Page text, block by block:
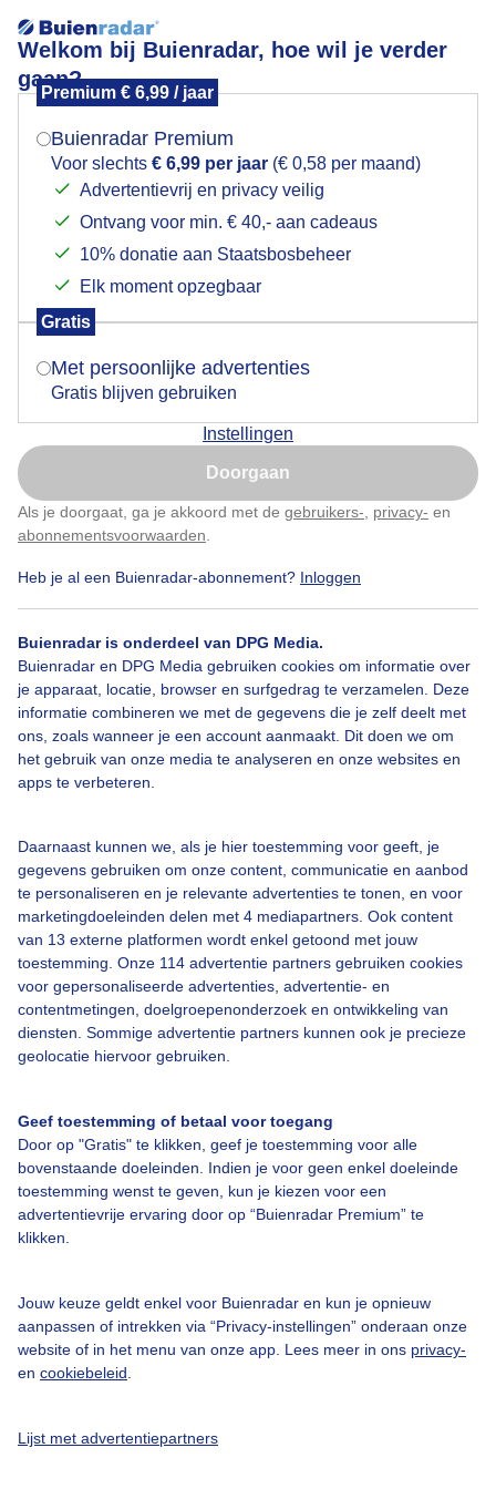
Welkom bij Buienradar, hoe wil je verder
gaan?
Premium € 6,99 / jaar
Buienradar Premium
Voor slechts € 6,99 per jaar (€ 0,58 per maand)
Advertentievrij en privacy veilig
Ontvang voor min. € 40,- aan cadeaus
10% donatie aan Staatsbosbeheer
Elk moment opzegbaar
Gratis
Met persoonlijke advertenties
Gratis blijven gebruiken
Instellingen
Doorgaan
Als je doorgaat, ga je akkoord met de gebruikers- privacy- en
abonnementsvoorwaarden
Heb je al een Buienradar-abonnement? Inloggen
Buienradar is onderdeel van DPG Media.
Buienradar en DPG Media gebruiken cookies om informatie over
je apparaat, locatie, browser en surfgedrag te verzamelen. Deze
informatie combineren we met de gegevens die je zelf deelt met
ons, zoals wanneer je een account aanmaakt. Dit doen we om
het gebruik van onze media te analyseren en onze websites en
apps te verbeteren.
Daarnaast kunnen we, als je hier toestemming voor geeft, je
gegevens gebruiken om onze content, communicatie en aanbod
te personaliseren en je relevante advertenties te tonen, en voor
marketingdoeleinden delen met 4 mediapartners. Ook content
van 13 externe platformen wordt enkel getoond met jouw
toestemming. Onze 114 advertentie partners gebruiken cookies
voor gepersonaliseerde advertenties, advertentie- en
contentmetingen, doelgroepenonderzoek en ontwikkeling van
diensten. Sommige advertentie partners kunnen ook je precieze
geolocatie hiervoor gebruiken.
Geef toestemming of betaal voor toegang
Door op "Gratis" te klikken, geef je toestemming voor alle
bovenstaande doeleinden. Indien je voor geen enkel doeleinde
toestemming wenst te geven, kun je kiezen voor een
advertentievrije ervaring door op “Buienradar Premium” te
klikken.
Jouw keuze geldt enkel voor Buienradar en kun je opnieuw
aanpassen of intrekken via “Privacy-instellingen” onderaan onze
website of in het menu van onze app. Lees meer in ons privacy-
en cookiebeleid
Lijst met advertentiepartners
Een IJsvogel in de wind
Door: Trudy Fortuijn - van Es Gemaakt: 11-09-2025, 64x bekeken
Zon Wind Dieren
Bekijk slideshow
Over Buienradar
Bedrijfsgegevens
Contact
Toegankelijkheid
Gebruikersvoorwaarden
Adverteren
Privacy beleid
Cookie beleid
Mogen we je locatie gebruiken voor het
Indien je hier nog geen akkoord op hebt gegeven,
verschijnt er zo een pop-up uit je browser waarin
Is goed, toon de popup
Nu niet, misschien later
Klik hierom dit aan te passen